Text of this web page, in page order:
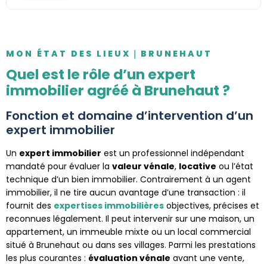
MON ÉTAT DES LIEUX｜BRUNEHAUT
Quel est le rôle d’un expert
immobilier agréé à Brunehaut ?
Fonction et domaine d’intervention d’un
expert immobilier
Un expert immobilier est un professionnel indépendant
mandaté pour évaluer la valeur vénale, locative ou l’état
technique d’un bien immobilier. Contrairement à un agent
immobilier, il ne tire aucun avantage d’une transaction : il
fournit des expertises immobilières objectives, précises et
reconnues légalement. Il peut intervenir sur une maison, un
appartement, un immeuble mixte ou un local commercial
situé à Brunehaut ou dans ses villages. Parmi les prestations
les plus courantes : évaluation vénale avant une vente,